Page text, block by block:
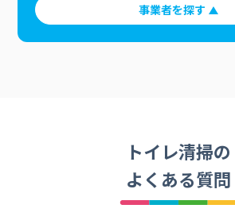
事業者を探す
トイレ清掃の
よくある質問